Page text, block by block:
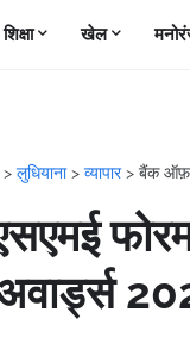
शिक्षा खेल
> लुधियाना> व्यापार> बैंक ऑफ़
फोरम